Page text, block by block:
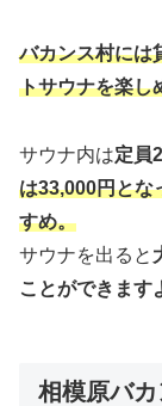
バカンス村には
トサウナを楽
サウナ内は定員
は33,000円とな
すめ。
サウナを出ると
ことができます
相模原バ